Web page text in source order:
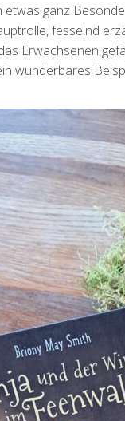
ganz
fesselnd
Erwachsenen
wunderbares